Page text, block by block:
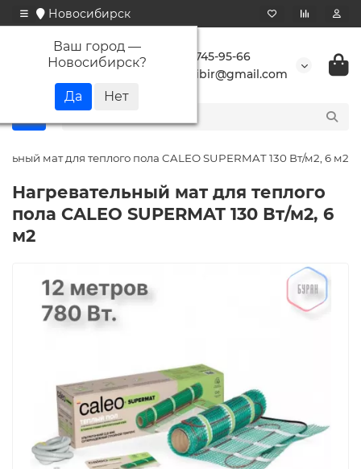
Новосибирск
Ваш город —
Новосибирск?
+7 923 745-95-66
buransibir@gmail.com
мат для теплого пола CALEO SUPERMAT 130 Вт/м2, 6 м2
Нагревательный мат для теплого
пола CALEO SUPERMAT 130 Вт/м2, 6
м2